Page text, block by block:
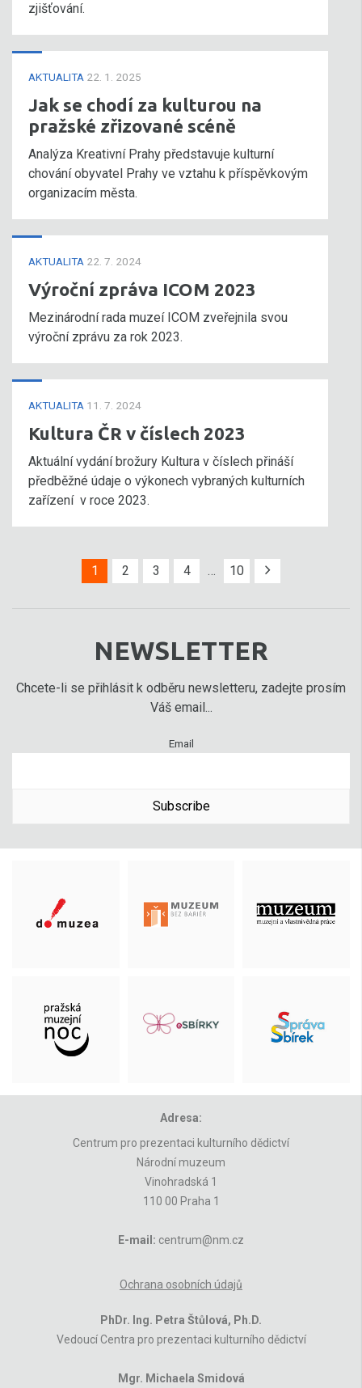
zjišťování.
AKTUALITA 22. 1. 2025
Jak se chodí za kulturou na
pražské zřizované scéně
Analýza Kreativní Prahy představuje kulturní
chování obyvatel Prahy ve vztahu k příspěvkovým
organizacím města.
AKTUALITA 22. 7. 2024
Výroční zpráva ICOM 2023
Mezinárodní rada muzeí ICOM zveřejnila svou
výroční zprávu za rok 2023.
AKTUALITA 11. 7. 2024
Kultura ČR v číslech 2023
Aktuální vydání brožury Kultura v číslech přináší
předběžné údaje o výkonech vybraných kulturních
zařízení v roce 2023.
1 2 3 4 … 10
NEWSLETTER
Chcete-li se přihlásit k odběru newsletteru, zadejte prosím
Váš email...
Email
Subscribe
Adresa:
Centrum pro prezentaci kulturního dědictví
Národní muzeum
Vinohradská 1
110 00 Praha 1
E-mail: centrum@nm.cz
Ochrana osobních údajů
PhDr. Ing. Petra Štůlová, Ph.D.
Vedoucí Centra pro prezentaci kulturního dědictví
Mgr. Michaela Smidová